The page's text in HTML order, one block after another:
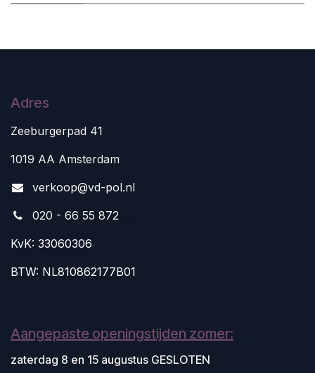
Adres
Zeeburgerpad 41
1019 AA Amsterdam
verkoop@vd-pol.nl
020 - 66 55 872
KvK: 33060306
BTW: NL810862177B01
Aangepaste openingstijden zomer:
zaterdag 8 en 15 augustus GESLOTEN